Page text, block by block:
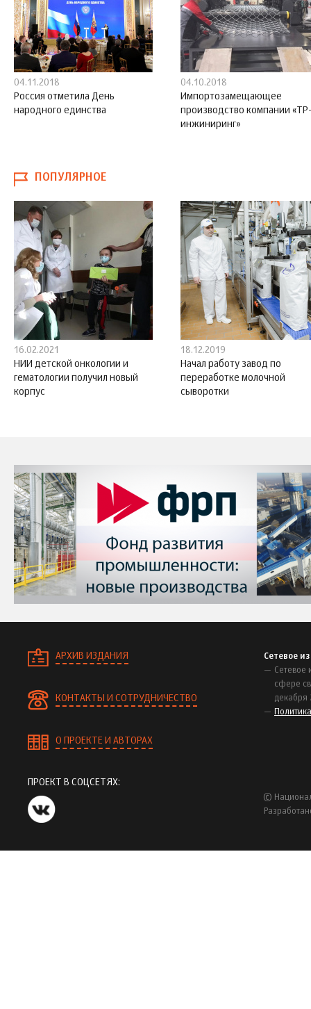
04.11.2018
Россия отметила День
народного единства
04.10.2018
Импортозамещающее
производство компании «ТР-
инжиниринг»
ПОПУЛЯРНОЕ
16.02.2021
НИИ детской онкологии и
гематологии получил новый
корпус
18.12.2019
Начал работу завод по
переработке молочной
сыворотки
АРХИВ ИЗДАНИЯ
КОНТАКТЫ И СОТРУДНИЧЕСТВО
О ПРОЕКТЕ И АВТОРАХ
Сетевое
Сетевое
сфере
декабря
ПРОЕКТ В СОЦСЕТЯХ:
©